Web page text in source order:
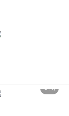
3 图